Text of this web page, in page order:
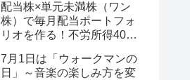
配当株×単元未満株（ワン
株）で毎月配当ポートフォ
リオを作る！不労所得400
回】
7月1日は「ウォークマンの
日」～音楽の楽しみ方を変